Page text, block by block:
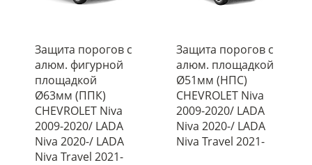
Защита порогов с
алюм. фигурной
площадкой
Ø63мм (ППК)
CHEVROLET Niva
2009-2020/ LADA
Niva 2020-/ LADA
Niva Travel 2021-
Защита порогов с
алюм. площадкой
Ø51мм (НПС)
CHEVROLET Niva
2009-2020/ LADA
Niva 2020-/ LADA
Niva Travel 2021-